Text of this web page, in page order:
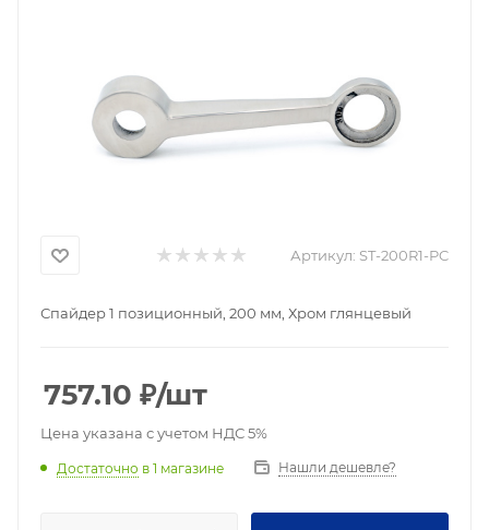
Артикул: ST-200R1-PC
Спайдер 1 позиционный, 200 мм, Хром глянцевый
757.10 ₽/шт
Цена указана с учетом НДС 5%
Достаточно в 1 магазине Нашли дешевле?